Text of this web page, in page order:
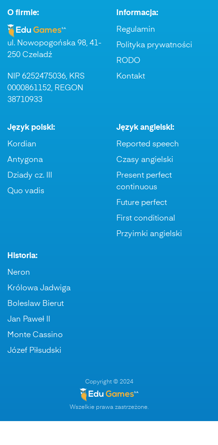
O firmie:
ul. Nowopogońska 98, 41-
250 Czeladź
NIP 6252475036, KRS
0000861152, REGON
38710933
Informacja:
Regulamin
Polityka prywatności
RODO
Kontakt
Język polski:
Kordian
Antygona
Dziady cz. III
Quo vadis
Język angielski:
Reported speech
Czasy angielski
Present perfect
continuous
Future perfect
First conditional
Przyimki angielski
Historia:
Neron
Królowa Jadwiga
Boleslaw Bierut
Jan Paweł II
Monte Cassino
Józef Piłsudski
Copyright © 2024
Wszelkie prawa zastrzeżone.